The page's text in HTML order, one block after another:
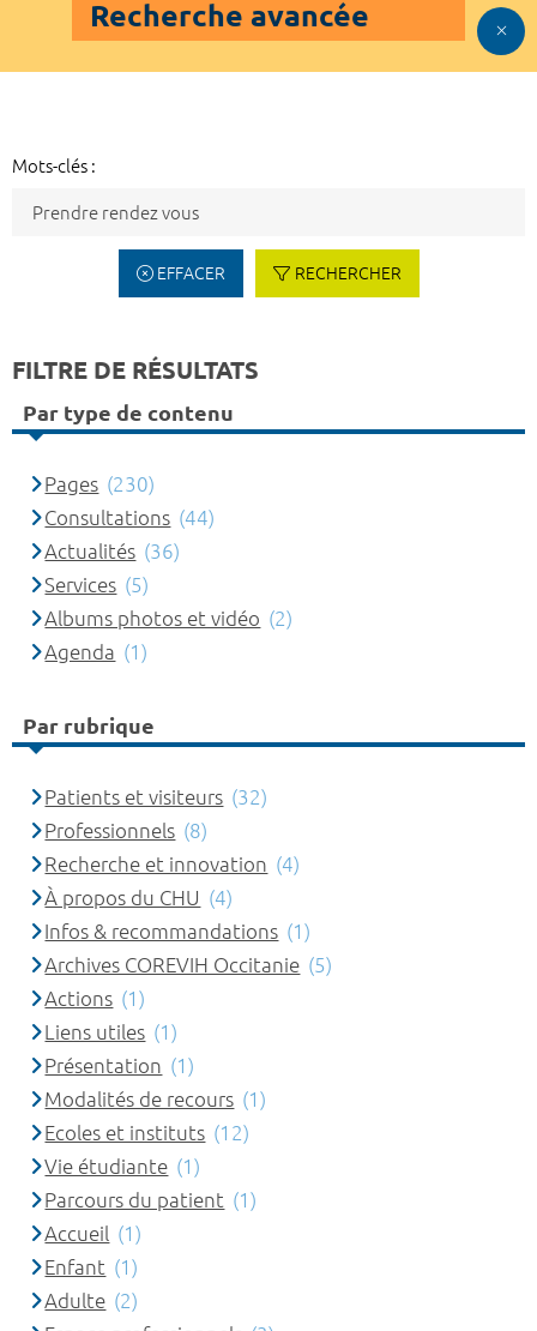
Recherche avancée
Mots-clés :
EFFACER RECHERCHER
FILTRE DE RÉSULTATS
Par type de contenu
Pages (230)
Consultations (44)
Actualités (36)
Services (5)
Albums photos et vidéo (2)
Agenda (1)
Par rubrique
Patients et visiteurs (32)
Professionnels (8)
Recherche et innovation (4)
À propos du CHU (4)
Infos & recommandations (1)
Archives COREVIH Occitanie (5)
Actions (1)
Liens utiles (1)
Présentation (1)
Modalités de recours (1)
Ecoles et instituts (12)
Vie étudiante (1)
Parcours du patient (1)
Accueil (1)
Enfant (1)
Adulte (2)